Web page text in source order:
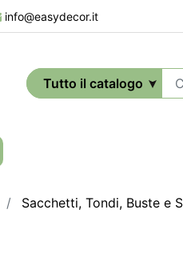
info@easydecor.it
Sacchetti, Tondi, Buste e